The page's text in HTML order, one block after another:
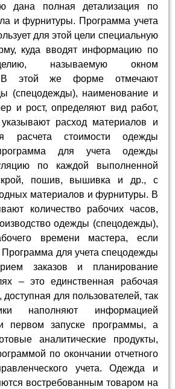
дана полная детализация по
и фурнитуры. Программа учета
для этой цели специальную
куда вводят информацию по
называемую окном
В этой же форме отмечают
(спецодежды), наименование и
и рост, определяют вид работ,
расход материалов и
расчета стоимости одежды
для учета одежды
по каждой выполненной
пошив, вышивка и др., с
материалов и фурнитуры. В
количество рабочих часов,
одежды (спецодежды),
времени мастера, если
Программа для учета спецодежды
заказов и планирование
– это единственная рабочая
для пользователей, так
наполняют информацией
первом запуске программы, а
аналитические продукты,
по окончании отчетного
учета. Одежда и
востребованным товаром на